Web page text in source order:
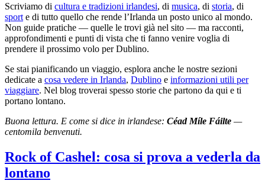
Scriviamo di cultura e tradizioni irlandesi, di musica, di storia, di
sport e di tutto quello che rende l’Irlanda un posto unico al mondo.
Non guide pratiche — quelle le trovi già nel sito — ma racconti,
approfondimenti e punti di vista che ti fanno venire voglia di
prendere il prossimo volo per Dublino.
Se stai pianificando un viaggio, esplora anche le nostre sezioni
dedicate a cosa vedere in Irlanda, Dublino e informazioni utili per
viaggiare. Nel blog troverai spesso storie che partono da qui e ti
portano lontano.
Buona lettura. E come si dice in irlandese: Céad Míle Fáilte —
centomila benvenuti.
Rock of Cashel: cosa si prova a vederla da
lontano